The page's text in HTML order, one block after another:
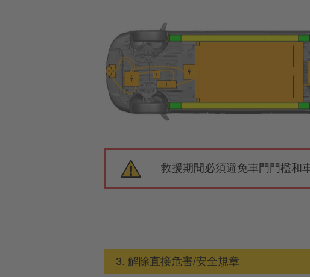
救援期間必須避免車門門檻和
3. 解除直接危害/安全規章